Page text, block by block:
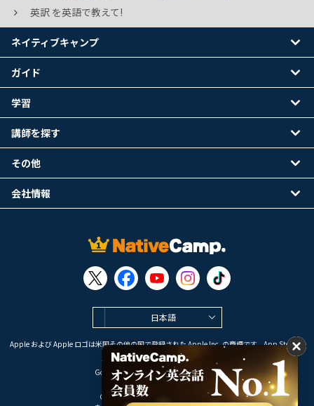
英訳 を英語で教えて!
日本語
Apple および Apple ロゴは米国その他の国で登録された Apple Inc. の商標です。App Store は
Apple Inc. のサービスマークです。
Google Play は Google LLC の商標です。
Copyright © 2026 オンライン英会話
ネイティブキャンプ
ガイド
学習
講師を探す
その他
会社情報